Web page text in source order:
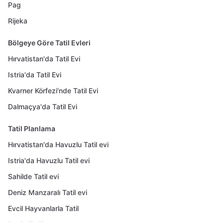
Pag
Rijeka
Bölgeye Göre Tatil Evleri
Hırvatistan'da Tatil Evi
Istria'da Tatil Evi
Kvarner Körfezi'nde Tatil Evi
Dalmaçya'da Tatil Evi
Tatil Planlama
Hırvatistan'da Havuzlu Tatil evi
Istria'da Havuzlu Tatil evi
Sahilde Tatil evi
Deniz Manzaralı Tatil evi
Evcil Hayvanlarla Tatil